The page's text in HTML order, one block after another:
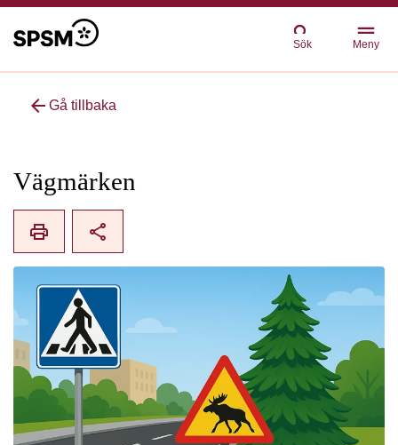
Sök Meny
arrow_back Gå tillbaka
Vägmärken
print share